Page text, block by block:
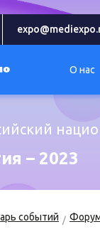
О нас
– 2023
событий